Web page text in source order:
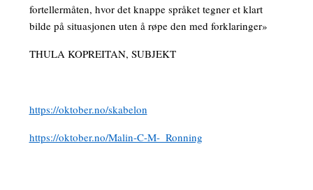
fortellermåten, hvor det knappe språket tegner et klart
bilde på situasjonen uten å røpe den med forklaringer»
THULA KOPREITAN, SUBJEKT
https://oktober.no/skabelon
https://oktober.no/Malin-C-M-_Ronning